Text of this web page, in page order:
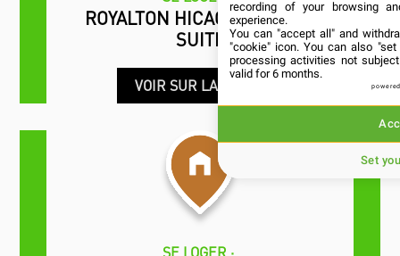
ROYALTON HICACOS / ROYAL
SUITE
SE LOGER
VOIR SUR LA CARTE
recording of your browsing
experience.
You can "accept all" and
"cookie" icon. You can also
processing activities not
valid for 6 months.
Set